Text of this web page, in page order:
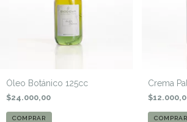
Óleo Botánico 125cc
$24.000,00
Crema